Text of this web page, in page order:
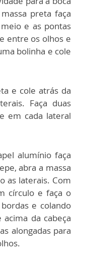
preta faça
e as pontas
entre os olhos e
bolinha e cole
e cole atrás da
Faça duas
em cada lateral
alumínio faça
abra a massa
as laterais. Com
círculo e faça o
e colando
da cabeça
alongadas para